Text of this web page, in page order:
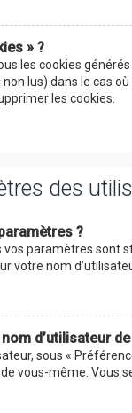
» ?
les cookies
non lus) dans le cas
les cookies.
des
?
paramètres sont
votre nom
d’utilisateur
sous «
vous-même. Vous